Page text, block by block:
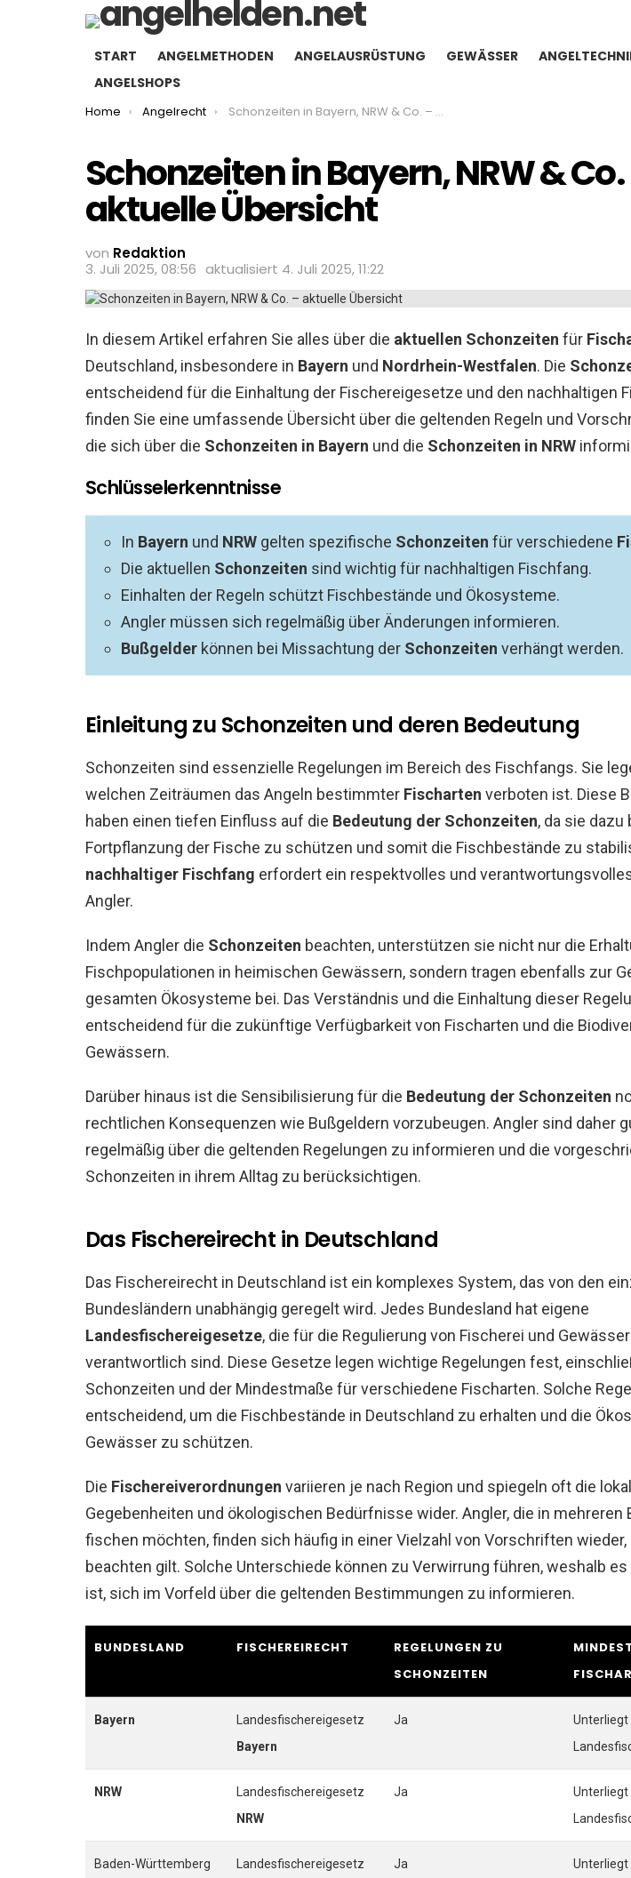
START ANGELMETHODEN ANGELAUSRÜSTUNG GEWÄSSER
ANGELSHOPS
You are here:
Home Angelrecht Schonzeiten in Bayern, NRW & Co. – aktuelle Übersicht
Schonzeiten in Bayern, NRW &
aktuelle Übersicht
von Redaktion
3. Juli 2025, 08:56 aktualisiert 4. Juli 2025, 11:22
In diesem Artikel erfahren Sie alles über die aktuellen Schonzeiten für
Deutschland, insbesondere in Bayern und Nordrhein-Westfalen. Die
entscheidend für die Einhaltung der Fischereigesetze und den nachhaltigen
finden Sie eine umfassende Übersicht über die geltenden Regeln und
die sich über die Schonzeiten in Bayern und die Schonzeiten in NRW
Schlüsselerkenntnisse
In Bayern und NRW gelten spezifische Schonzeiten für verschiedene
Die aktuellen Schonzeiten sind wichtig für nachhaltigen Fischfang.
Einhalten der Regeln schützt Fischbestände und Ökosysteme.
Angler müssen sich regelmäßig über Änderungen informieren.
Bußgelder können bei Missachtung der Schonzeiten verhängt werden.
Einleitung zu Schonzeiten und deren Bedeutung
Schonzeiten sind essenzielle Regelungen im Bereich des Fischfangs. Sie
welchen Zeiträumen das Angeln bestimmter Fischarten verboten ist. Diese
haben einen tiefen Einfluss auf die Bedeutung der Schonzeiten, da sie dazu
Fortpflanzung der Fische zu schützen und somit die Fischbestände zu
nachhaltiger Fischfang erfordert ein respektvolles und
Angler.
Indem Angler die Schonzeiten beachten, unterstützen sie nicht nur die
Fischpopulationen in heimischen Gewässern, sondern tragen ebenfalls zur
gesamten Ökosysteme bei. Das Verständnis und die Einhaltung dieser
entscheidend für die zukünftige Verfügbarkeit von Fischarten und die
Gewässern.
Darüber hinaus ist die Sensibilisierung für die Bedeutung der Schonzeiten
rechtlichen Konsequenzen wie Bußgeldern vorzubeugen. Angler sind daher
regelmäßig über die geltenden Regelungen zu informieren und die
Schonzeiten in ihrem Alltag zu berücksichtigen.
Das Fischereirecht in Deutschland
Das Fischereirecht in Deutschland ist ein komplexes System, das von den
Bundesländern unabhängig geregelt wird. Jedes Bundesland hat eigene
Landesfischereigesetze, die für die Regulierung von Fischerei und
verantwortlich sind. Diese Gesetze legen wichtige Regelungen fest,
Schonzeiten und der Mindestmaße für verschiedene Fischarten. Solche
entscheidend, um die Fischbestände in Deutschland zu erhalten und die
Gewässer zu schützen.
Die Fischereiverordnungen variieren je nach Region und spiegeln oft die
Gegebenheiten und ökologischen Bedürfnisse wider. Angler, die in mehreren
fischen möchten, finden sich häufig in einer Vielzahl von Vorschriften wieder,
beachten gilt. Solche Unterschiede können zu Verwirrung führen, weshalb
ist, sich im Vorfeld über die geltenden Bestimmungen zu informieren.
BUNDESLAND FISCHEREIRECHT
REGELUNGEN ZU
SCHONZEITEN
Bayern
Landesfischereigesetz
Bayern
Ja
Unterliegt
NRW
Landesfischereigesetz
NRW
Ja
Unterliegt
Baden-Württemberg
Landesfischereigesetz
Ja
Unterliegt